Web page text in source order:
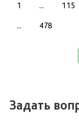
1 ... 115
... 478
Задать